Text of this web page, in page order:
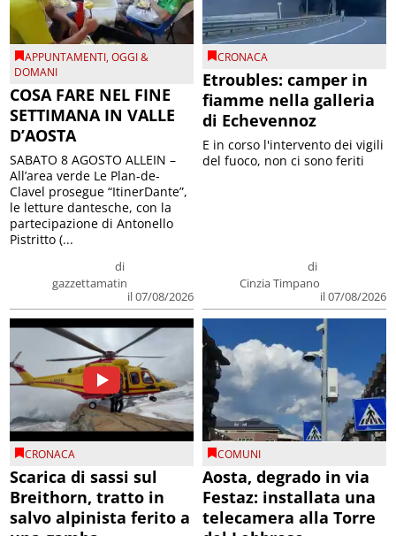
APPUNTAMENTI,OGGI &
DOMANI
COSA FARE NEL FINE
SETTIMANA IN VALLE
D’AOSTA
di
gazzettamatin
il 07/08/2026
SABATO 8 AGOSTO ALLEIN –
All’area verde Le Plan-de-
Clavel prosegue “ItinerDante”,
le letture dantesche, con la
partecipazione di Antonello
Pistritto (...
CRONACA
Etroubles: camper in
fiamme nella galleria
di Echevennoz
di
Cinzia Timpano
il 07/08/2026
E in corso l'intervento dei vigili
del fuoco, non ci sono feriti
CRONACA
Scarica di sassi sul
Breithorn, tratto in
salvo alpinista ferito a
COMUNI
Aosta, degrado in via
Festaz: installata una
telecamera alla Torre